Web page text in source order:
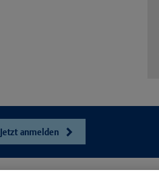
Jetzt anmelden